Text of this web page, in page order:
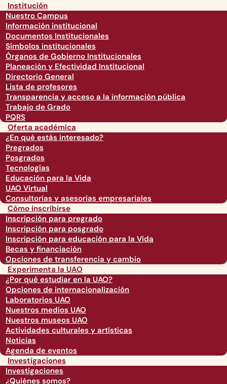
Institución
Nuestro Campus
Información institucional
Documentos Institucionales
Símbolos institucionales
Órganos de Gobierno Institucionales
Planeación y Efectividad Institucional
Directorio General
Lista de profesores
Transparencia y acceso a la información pública
Trabajo de Grado
PQRS
Oferta académica
¿En qué estás interesado?
Pregrados
Posgrados
Tecnologías
Educación para la Vida
UAO Virtual
Consultorías y asesorías empresariales
Cómo inscribirse
Inscripción para pregrado
Inscripción para posgrado
Inscripción para educación para la Vida
Becas y financiación
Opciones de transferencia y cambio
Experimenta la UAO
¿Por qué estudiar en la UAO?
Opciones de internacionalización
Laboratorios UAO
Nuestros medios UAO
Nuestros museos UAO
Actividades culturales y artísticas
Noticias
Agenda de eventos
Investigaciones
Investigaciones
¿Quiénes somos?